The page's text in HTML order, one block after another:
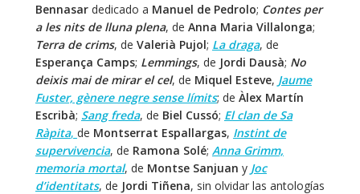
Bennasar dedicado a Manuel de Pedrolo; Contes per
a les nits de lluna plena, de Anna Maria Villalonga;
Terra de crims, de Valerià Pujol; La draga, de
Esperança Camps; Lemmings, de Jordi Dausà; No
deixis mai de mirar el cel, de Miquel Esteve, Jaume
Fuster, gènere negre sense límits; de Àlex Martín
Escribà; Sang freda, de Biel Cussó; El clan de Sa
Ràpita, de Montserrat Espallargas, Instint de
supervivencia, de Ramona Solé; Anna Grimm,
memoria mortal, de Montse Sanjuan y Joc
d’identitats, de Jordi Tiñena, sin olvidar las antologías